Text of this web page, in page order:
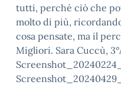
tutti, perché ciò che
molto di più,
cosa pensate, ma il
Migliori. Sara Cuccù,